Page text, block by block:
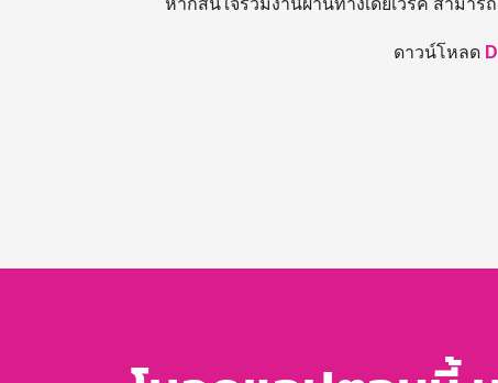
หากสนใจร่วมงานผ่านทางเดย์เวิร์ค สามา
ดาวน์โหลด